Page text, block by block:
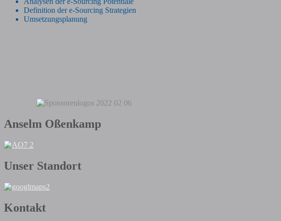
Definition der e-Sourcing Strategien
Umsetzungsplanung
Anselm Oßenkamp
Unser Standort
Kontakt